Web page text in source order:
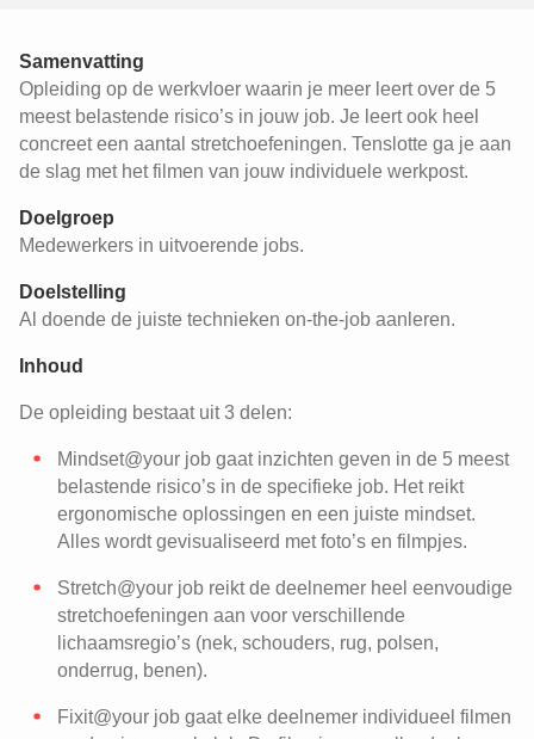
Samenvatting
Opleiding op de werkvloer waarin je meer leert over de 5
meest belastende risico’s in jouw job. Je leert ook heel
concreet een aantal stretchoefeningen. Tenslotte ga je aan
de slag met het filmen van jouw individuele werkpost.
Doelgroep
Medewerkers in uitvoerende jobs.
Doelstelling
Al doende de juiste technieken on-the-job aanleren.
Inhoud
De opleiding bestaat uit 3 delen:
Mindset@your job gaat inzichten geven in de 5 meest
belastende risico’s in de specifieke job. Het reikt
ergonomische oplossingen en een juiste mindset.
Alles wordt gevisualiseerd met foto’s en filmpjes.
Stretch@your job reikt de deelnemer heel eenvoudige
stretchoefeningen aan voor verschillende
lichaamsregio’s (nek, schouders, rug, polsen,
onderrug, benen).
Fixit@your job gaat elke deelnemer individueel filmen